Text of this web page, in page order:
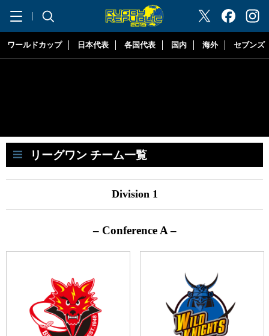
"ラグビーリパブリック"
ワールドカップ 日本代表 各国代表 国内 海外 セブンズ
リーグワン チーム一覧
Division 1
– Conference A –